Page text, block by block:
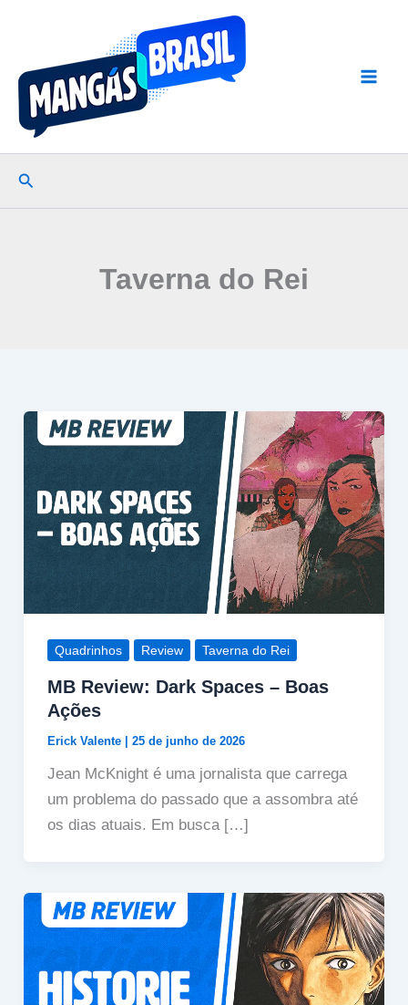
conteúdo
Pesquisar
Taverna do Rei
Quadrinhos Review Taverna do Rei
MB Review: Dark Spaces – Boas
Ações
Erick Valente 25 de junho de 2026
Jean McKnight é uma jornalista que carrega
um problema do passado que a assombra até
os dias atuais. Em busca […]